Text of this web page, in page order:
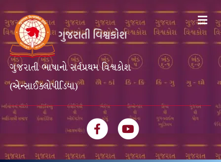
ગુજરાતી ભાષાનો સર્વપ્રથમ વિશ્વકોશ
(એન્સાઈક્લોપીડિયા)
FacebookYoutube